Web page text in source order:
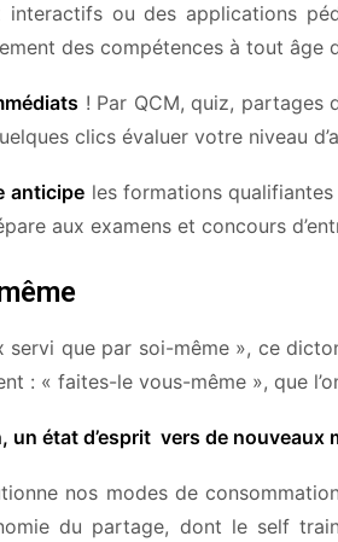
ou des applications
des compétences à tout âge
! Par QCM, quiz, partages
clics évaluer votre niveau
anticipe les formations
aux examens et concours
servi que par soi-même », ce
: « faites-le vous-même », que
un état d’esprit vers de nouveaux
nos modes de
du partage, dont le self